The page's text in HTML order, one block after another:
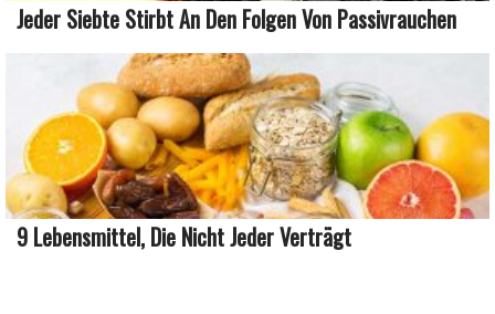
Jeder Siebte Stirbt An Den Folgen Von Passivrauchen
9 Lebensmittel, Die Nicht Jeder Verträgt